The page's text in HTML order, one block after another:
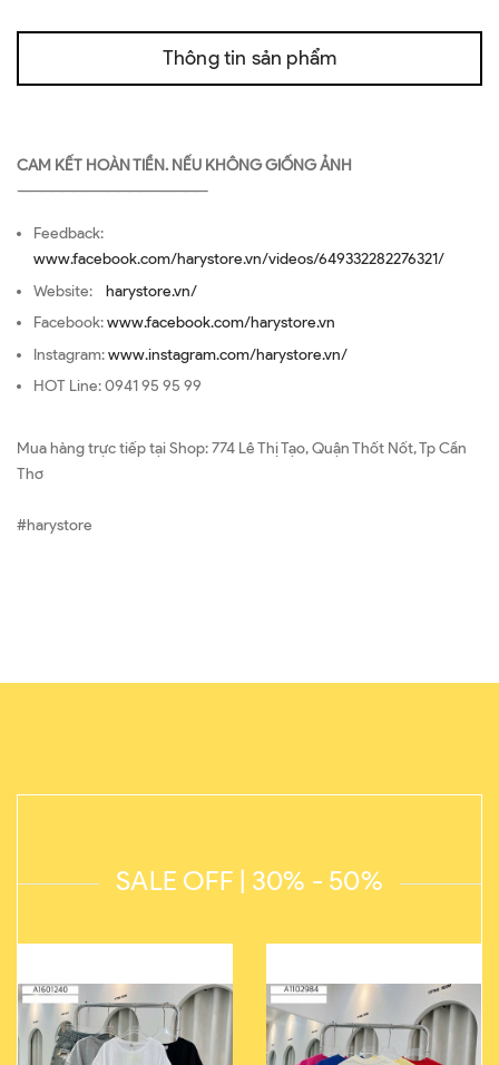
Thông tin sản phẩm
CAM KẾT HOÀN TIỀN. NẾU KHÔNG GIỐNG ẢNH
—————————————————
Feedback:
www.facebook.com/harystore.vn/videos/649332282276321/
Website: harystore.vn/
Facebook:www.facebook.com/harystore.vn
Instagram:www.instagram.com/harystore.vn/
HOT Line: 0941 95 95 99
Mua hàng trực tiếp tại Shop: 774 Lê Thị Tạo, Quận Thốt Nốt, Tp Cần
Thơ
#harystore
SALE OFF | 30% - 50%